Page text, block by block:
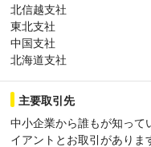
北信越支社
東北支社
中国支社
北海道支社
主要取引先
中小企業から誰もが知って
イアントとお取引がありま